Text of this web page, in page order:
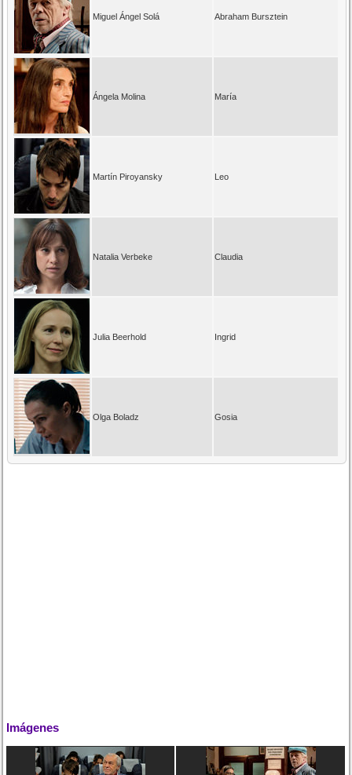
Miguel Ángel Solá Abraham Bursztein
Ángela Molina María
Martín Piroyansky Leo
Natalia Verbeke Claudia
Julia Beerhold Ingrid
Olga Boladz Gosia
Imágenes